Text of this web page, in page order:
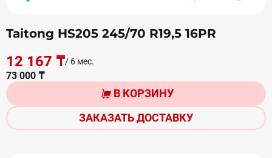
Taitong HS205 245/70 R19,5 16PR
12 167 ₸/ 6 мес.
73 000 ₸
В КОРЗИНУ
ЗАКАЗАТЬ ДОСТАВКУ